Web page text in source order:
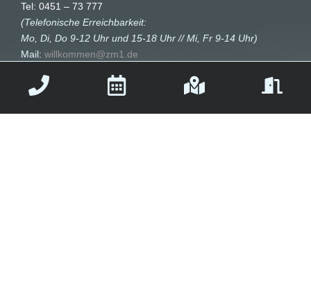
Tel: 0451 – 73 777
(Telefonische Erreichbarkeit:
Mo, Di, Do 9-12 Uhr und 15-18 Uhr // Mi, Fr 9-14 Uhr)
Mail: willkommen@zm1.de
Mo:
Di:
8-12 Uhr und 14-18 Uhr
8-12 Uhr und 14-18 Uhr